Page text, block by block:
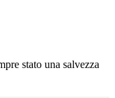
stato una salvezza